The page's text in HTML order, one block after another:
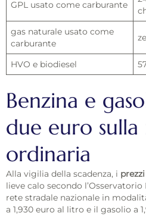
GPL usato come carburante
gas naturale usato come
carburante
HVO e biodiesel
Benzina e
due euro
ordinaria
Alla vigilia della scadenza, i
lieve calo secondo
rete stradale nazionale in
a 1,930 euro al litro e il gasolio a